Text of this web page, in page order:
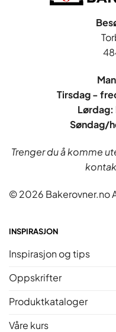
Tirsdag -
Lørdag:
Søndag/
Trenger du å komme
© 2026 Bakerovner.no
INSPIRASJON
Inspirasjon og tips
Oppskrifter
Produktkataloger
Våre kurs